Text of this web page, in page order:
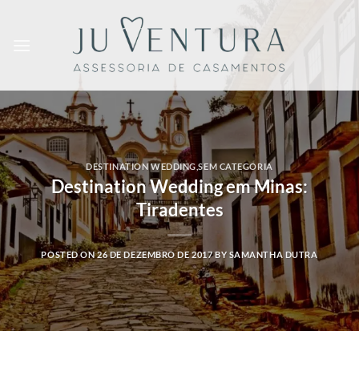
DESTINATION WEDDING ,SEM CATEGORIA
Destination Wedding em Minas:
Tiradentes
POSTED ON26 DE DEZEMBRO DE 2017BY SAMANTHA DUTRA